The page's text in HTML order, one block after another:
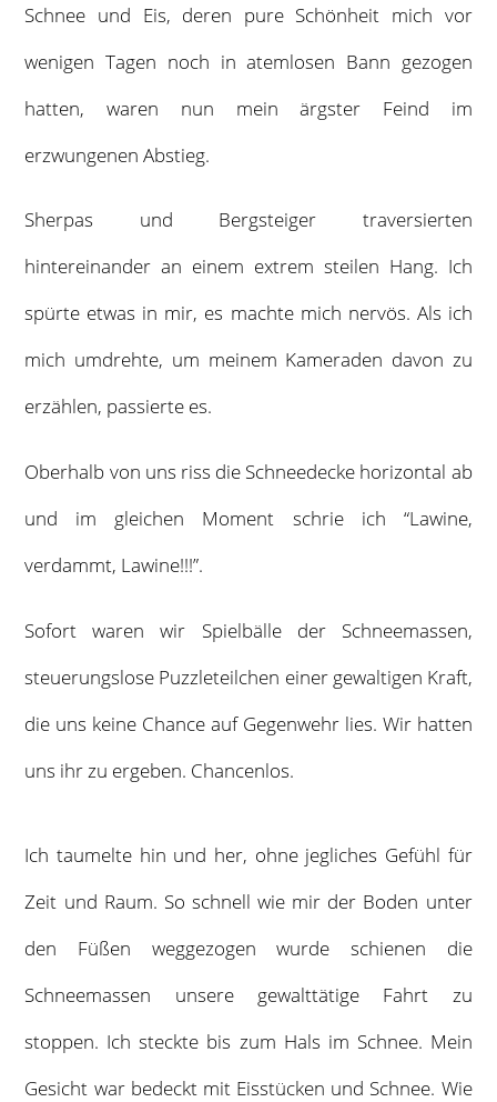
Schnee und Eis, deren pure Schönheit mich vor
wenigen Tagen noch in atemlosen Bann gezogen
hatten, waren nun mein ärgster Feind im
erzwungenen Abstieg.
Sherpas und Bergsteiger traversierten
hintereinander an einem extrem steilen Hang. Ich
spürte etwas in mir, es machte mich nervös. Als ich
mich umdrehte, um meinem Kameraden davon zu
erzählen, passierte es.
Oberhalb von uns riss die Schneedecke horizontal ab
und im gleichen Moment schrie ich “Lawine,
verdammt, Lawine!!!”.
Sofort waren wir Spielbälle der Schneemassen,
steuerungslose Puzzleteilchen einer gewaltigen Kraft,
die uns keine Chance auf Gegenwehr lies. Wir hatten
uns ihr zu ergeben. Chancenlos.
Ich taumelte hin und her, ohne jegliches Gefühl für
Zeit und Raum. So schnell wie mir der Boden unter
den Füßen weggezogen wurde schienen die
Schneemassen unsere gewalttätige Fahrt zu
stoppen. Ich steckte bis zum Hals im Schnee. Mein
Gesicht war bedeckt mit Eisstücken und Schnee. Wie